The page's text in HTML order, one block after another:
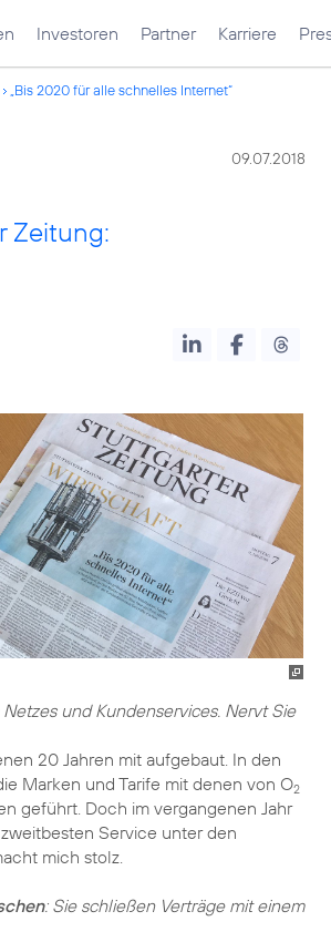
Investoren Partner Karriere
„Bis 2020 für alle schnelles Internet“
09.07.2018
Zeitung:
und Kundenservices. Nervt Sie
20 Jahren mit aufgebaut. In den
Marken und Tarife mit denen von O2
geführt. Doch im vergangenen Jahr
Service unter den
mich stolz.
: Sie schließen Verträge mit einem